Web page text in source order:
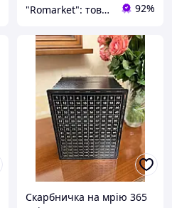
"Romarket": товари для домашнього затишку! 92%
Скарбничка на мрію 365